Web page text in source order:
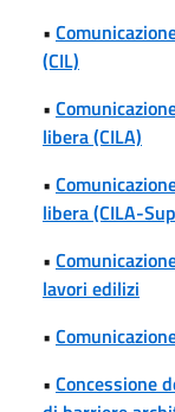
•
(CIL)
•
libera (CILA)
•
libera (CILA-
•
lavori edilizi
•
• Concessione